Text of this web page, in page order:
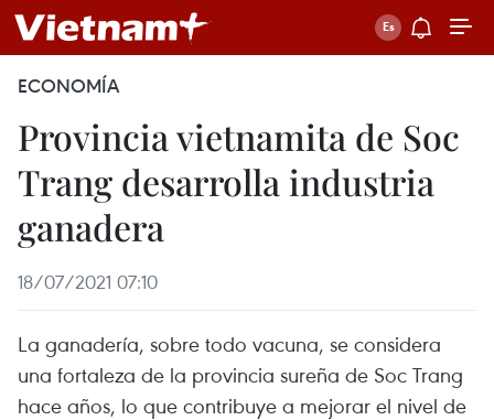
ECONOMÍA
Provincia vietnamita de Soc
Trang desarrolla industria
ganadera
18/07/2021 07:10
La ganadería, sobre todo vacuna, se considera
una fortaleza de la provincia sureña de Soc Trang
hace años, lo que contribuye a mejorar el nivel de